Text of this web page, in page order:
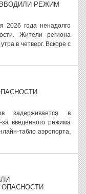
РЕЖИМ
2026 года ненадолго
Жители региона
в четверг. Вскоре с
задерживается в
за введенного режима
табло аэропорта,